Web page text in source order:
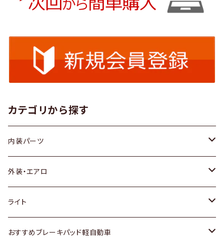
カテゴリから探す
内装パーツ
トヨタ
ホンダ
スズキ
外装・エアロ
トヨタ
ホンダ
ライト
トヨタ
おすすめブレーキパッド軽自動車